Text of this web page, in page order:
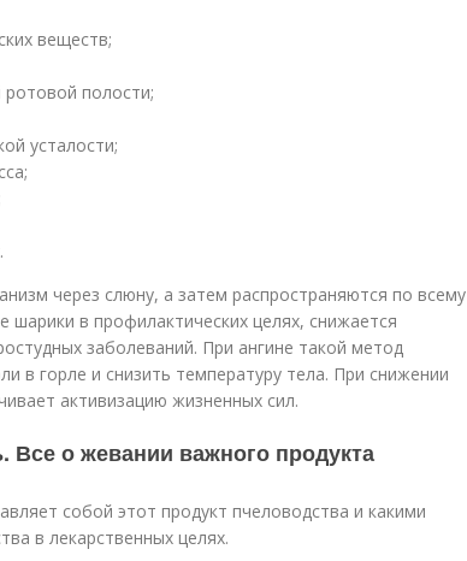
веществ;
полости;
усталости;
через слюну, а затем распространяются по всему
шарики в профилактических целях, снижается
заболеваний. При ангине такой метод
в горле и снизить температуру тела. При снижении
активизацию жизненных сил.
Все о жевании важного продукта
собой этот продукт пчеловодства и какими
в лекарственных целях.